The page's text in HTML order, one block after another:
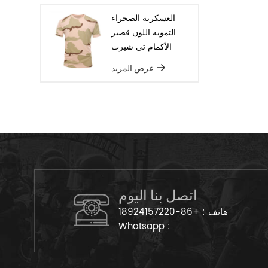
العسكرية الصحراء
التمويه اللون قصير
الأكمام تي شيرت
عرض المزيد
اتصل بنا اليوم
هاتف : +86-18924157220
Whatsapp :